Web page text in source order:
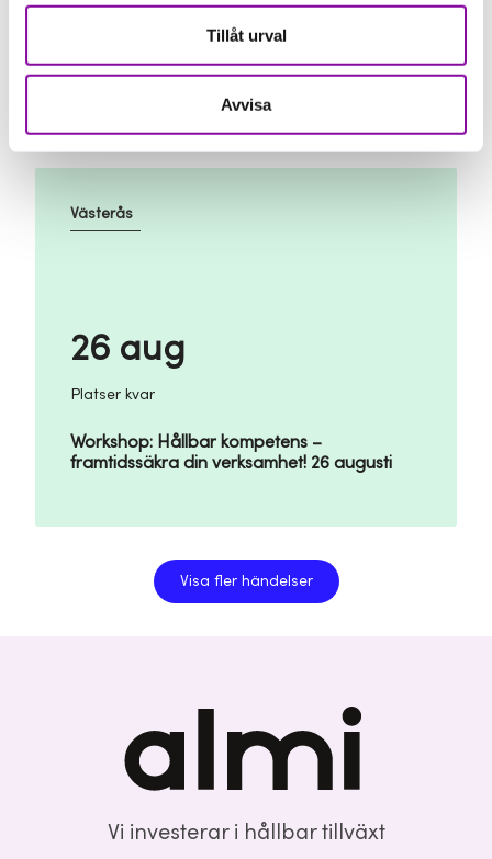
Tillåt urval
Avvisa
Hitta Kapitalet - Augusti
Workshop: Hållbar kompetens –
framtidssäkra din verksamhet! 26 augusti
26 aug
Platser kvar
Västerås
Visa fler händelser
Vi investerar i hållbar tillväxt